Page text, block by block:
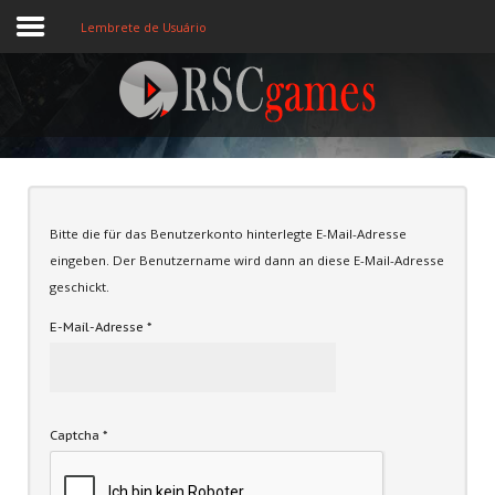
Registre-se
Home
Assine
Sobre
Jogos MEMBROS
Ação
Esporte
Lembrete de Usuário
Bitte die für das Benutzerkonto hinterlegte E-Mail-Adresse
eingeben. Der Benutzername wird dann an diese E-Mail-Adresse
geschickt.
E-Mail-Adresse *
Captcha *